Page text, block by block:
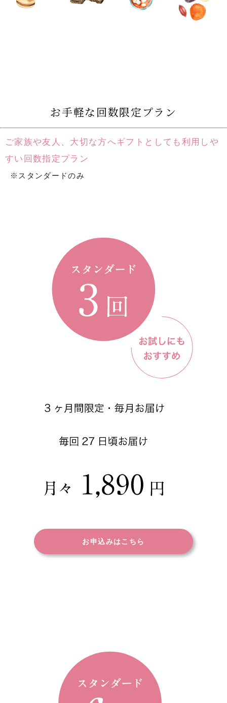
お手軽な回数限定プラン
ご家族や友人、大切な方へギフトとしても利用しや
すい回数指定プラン
※スタンダードのみ
お申込みはこちら